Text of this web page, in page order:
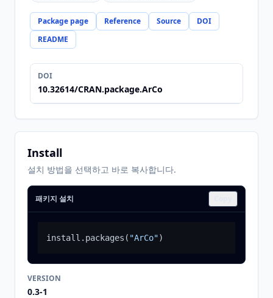
Package page Reference Source
DOI
README
DOI
10.32614/CRAN.package.ArCo
Install
설치 방법을 선택하고 바로 복사합니다.
패키지 설치
install.packages ( "ArCo")
VERSION
0.3-1